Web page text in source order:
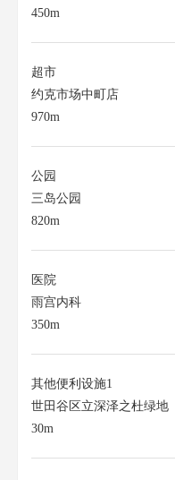
450m
超市
约克市场中町店
970m
公园
三岛公园
820m
医院
雨宫内科
350m
其他便利设施1
世田谷区立深泽之杜绿地
30m